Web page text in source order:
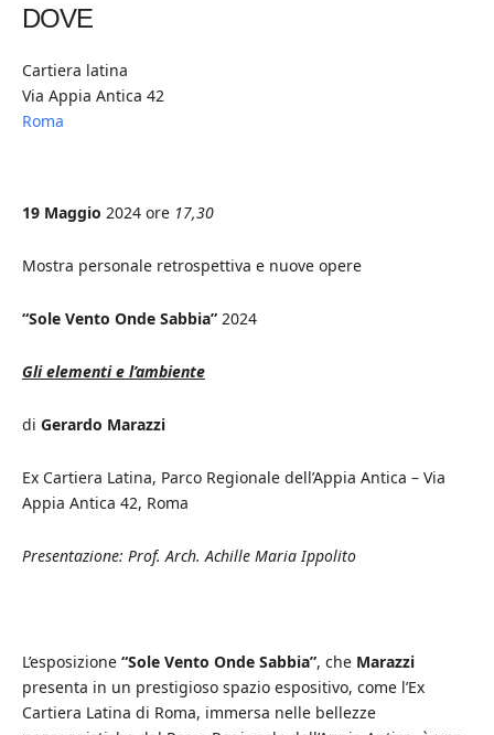
DOVE
Cartiera latina
Via Appia Antica 42
Roma
19 Maggio 2024 ore 17,30
Mostra personale retrospettiva e nuove opere
“Sole Vento Onde Sabbia” 2024
Gli elementi e l’ambiente
di Gerardo Marazzi
Ex Cartiera Latina, Parco Regionale dell’Appia Antica – Via
Appia Antica 42, Roma
Presentazione: Prof. Arch. Achille Maria Ippolito
L’esposizione “Sole Vento Onde Sabbia”, che Marazzi
presenta in un prestigioso spazio espositivo, come l’Ex
Cartiera Latina di Roma, immersa nelle bellezze